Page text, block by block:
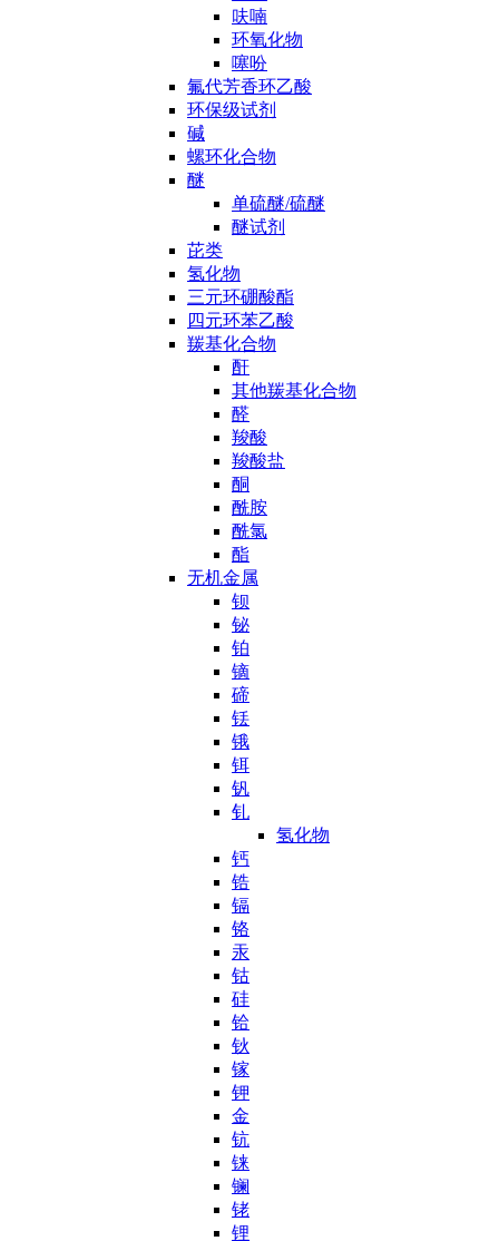
呋喃
环氧化物
噻吩
氟代芳香环乙酸
环保级试剂
碱
螺环化合物
醚
单硫醚/硫醚
醚试剂
芘类
氢化物
三元环硼酸酯
四元环苯乙酸
羰基化合物
酐
其他羰基化合物
醛
羧酸
羧酸盐
酮
酰胺
酰氯
酯
无机金属
钡
铋
铂
镝
碲
铥
锇
铒
钒
钆
氢化物
钙
锆
镉
铬
汞
钴
硅
铪
钬
镓
钾
金
钪
铼
镧
铑
锂